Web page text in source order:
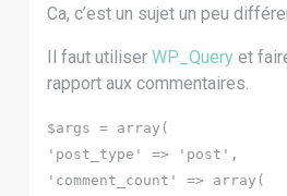
Ca, c’est un sujet un peu
Il faut utiliserWP_Query et
rapport aux commentaires.
$args = array(
'post_type' => 'post',
'comment_count' => array(